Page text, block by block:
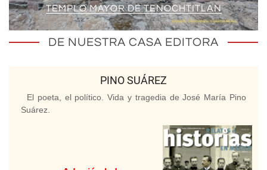
TEMPLO MAYOR DE TENOCHTITLAN
DE NUESTRA CASA EDITORA
PINO SUÁREZ
El poeta, el político. Vida y tragedia de José María Pino
Suárez.